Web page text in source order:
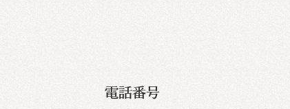
電話番号